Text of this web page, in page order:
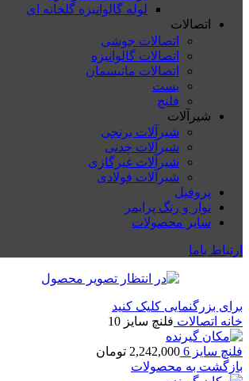
لوله گالوانیزه گلخانه ای
اتصالات
اتصالات جوشی
اتصالات گالوانیزه
اتصالات مانیسمان
بست
فلنچ
شیرآلات
شیرآلات برنجی
شیرآلات چدنی
شیرآلات غیرگازی
شیرآلات فولادی
پروفیل
نوار و رنگ پرایمر
سایر محصولات
ارتباط باما
برای بزرگنمایی کلیک کنید
خانه اتصالات فلنچ سایز 10
فلنچ سایز 6 2,242,000 تومان
بازگشت به محصولات